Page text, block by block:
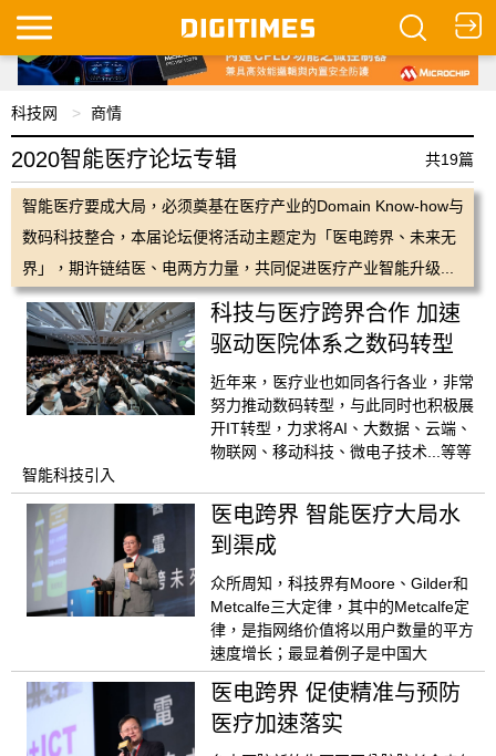
科技网 商情
2020智能医疗论坛专辑 共19篇
智能医疗要成大局，必须奠基在医疗产业的Domain Know-how与
数码科技整合，本届论坛便将活动主题定为「医电跨界、未来无
界」，期许链结医、电两方力量，共同促进医疗产业智能升级...
科技与医疗跨界合作 加速
驱动医院体系之数码转型
近年来，医疗业也如同各行各业，非常
努力推动数码转型，与此同时也积极展
开IT转型，力求将AI、大数据、云端、
物联网、移动科技、微电子技术...等等
智能科技引入
医电跨界 智能医疗大局水
到渠成
众所周知，科技界有Moore、Gilder和
Metcalfe三大定律，其中的Metcalfe定
律，是指网络价值将以用户数量的平方
速度增长；最显着例子是中国大
医电跨界 促使精准与预防
医疗加速落实